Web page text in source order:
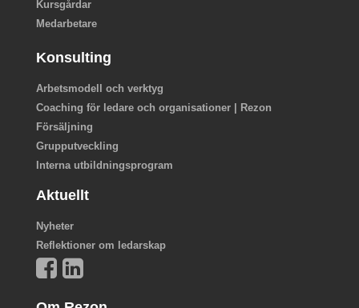
Kursgårdar
Medarbetare
Konsulting
Arbetsmodell och verktyg
Coaching för ledare och organisationer | Rezon
Försäljning
Grupputveckling
Interna utbildningsprogram
Aktuellt
Nyheter
Reflektioner om ledarskap